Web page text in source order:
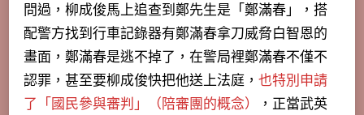
問過，柳成俊馬上追查到鄭先生是「鄭滿春」，搭
配警方找到行車記錄器有鄭滿春拿刀威脅白智恩的
畫面，鄭滿春是逃不掉了，在警局裡鄭滿春不僅不
認罪，甚至要柳成俊快把他送上法庭， 也特別申請
了「國民參與審判」（陪審團的概念）
，正當武英